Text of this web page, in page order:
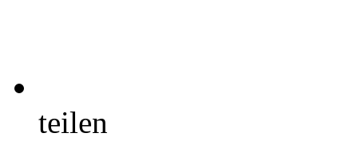
teilen